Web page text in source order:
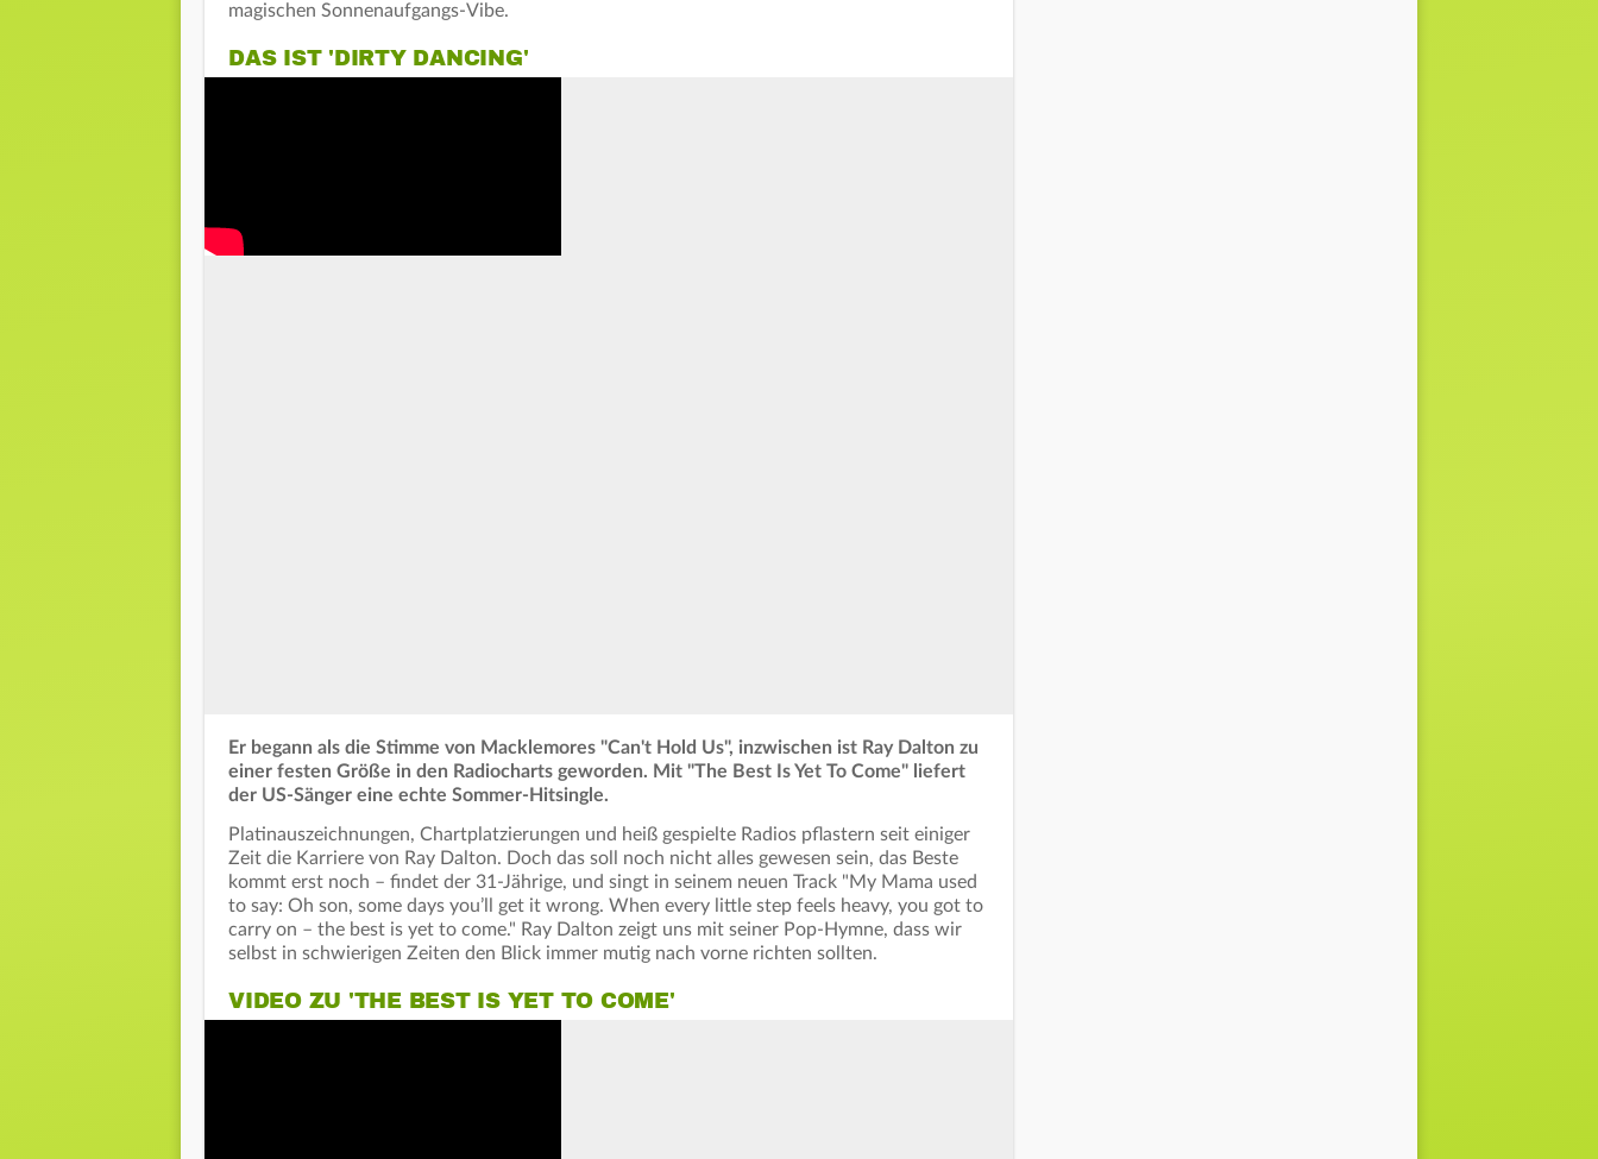
magischen Sonnenaufgangs-Vibe.
DAS IST 'DIRTY DANCING'
Er begann als die Stimme von Macklemores "Can't Hold Us", inzwischen ist Ray Dalton zu
einer festen Größe in den Radiocharts geworden. Mit "The Best Is Yet To Come" liefert
der US-Sänger eine echte Sommer-Hitsingle.
Platinauszeichnungen, Chartplatzierungen und heiß gespielte Radios pflastern seit einiger
Zeit die Karriere von Ray Dalton. Doch das soll noch nicht alles gewesen sein, das Beste
kommt erst noch – findet der 31-Jährige, und singt in seinem neuen Track "My Mama used
to say: Oh son, some days you’ll get it wrong. When every little step feels heavy, you got to
carry on – the best is yet to come." Ray Dalton zeigt uns mit seiner Pop-Hymne, dass wir
selbst in schwierigen Zeiten den Blick immer mutig nach vorne richten sollten.
VIDEO ZU 'THE BEST IS YET TO COME'